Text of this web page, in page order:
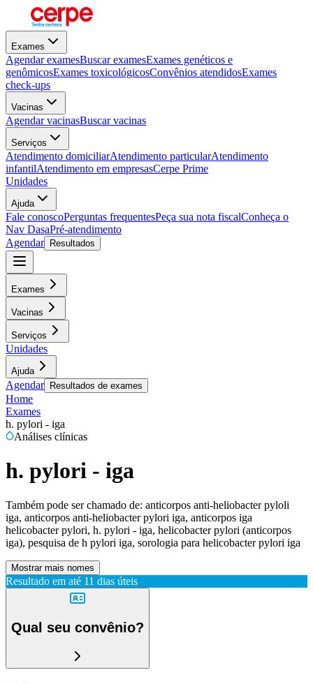
Exames
Agendar examesBuscar examesExames genéticos e
genômicosExames toxicológicosConvênios atendidosExames
check-ups
Vacinas
Agendar vacinasBuscar vacinas
Serviços
Atendimento domiciliarAtendimento particularAtendimento
infantilAtendimento em empresasCerpe Prime
Unidades
Ajuda
Fale conoscoPerguntas frequentesPeça sua nota fiscalConheça o
Nav DasaPré-atendimento
Agendar
Resultados
Exames
Vacinas
Serviços
Unidades
Ajuda
Agendar Resultados de exames
Home
Exames
h. pylori - iga
Análises clínicas
h. pylori - iga
Também pode ser chamado de: anticorpos anti-heliobacter pyloli
iga, anticorpos anti-heliobacter pylori iga, anticorpos iga
helicobacter pylori, h. pylori - iga, helicobacter pylori (anticorpos
iga), pesquisa de h pylori iga, sorologia para helicobacter pylori iga
Mostrar mais nomes
Resultado em até 11 dias úteis
Qual seu convênio?